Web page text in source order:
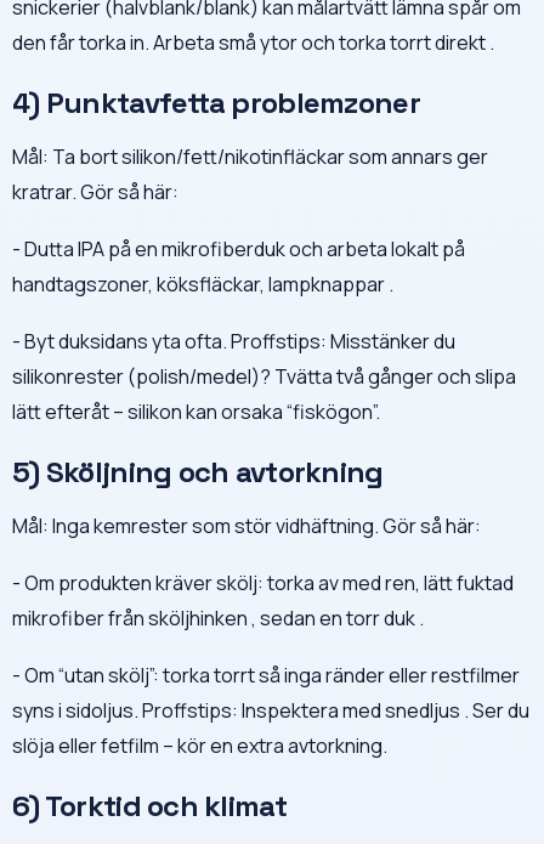
snickerier (halvblank/blank) kan målartvätt lämna spår om
den får torka in. Arbeta små ytor och torka torrt direkt .
4) Punktavfetta problemzoner
Mål: Ta bort silikon/fett/nikotinfläckar som annars ger
kratrar. Gör så här:
- Dutta IPA på en mikrofiberduk och arbeta lokalt på
handtagszoner, köksfläckar, lampknappar .
- Byt duksidans yta ofta. Proffstips: Misstänker du
silikonrester (polish/medel)? Tvätta två gånger och slipa
lätt efteråt – silikon kan orsaka “fiskögon”.
5) Sköljning och avtorkning
Mål: Inga kemrester som stör vidhäftning. Gör så här:
- Om produkten kräver skölj: torka av med ren, lätt fuktad
mikrofiber från sköljhinken , sedan en torr duk .
- Om “utan skölj”: torka torrt så inga ränder eller restfilmer
syns i sidoljus. Proffstips: Inspektera med snedljus . Ser du
slöja eller fetfilm – kör en extra avtorkning.
6) Torktid och klimat